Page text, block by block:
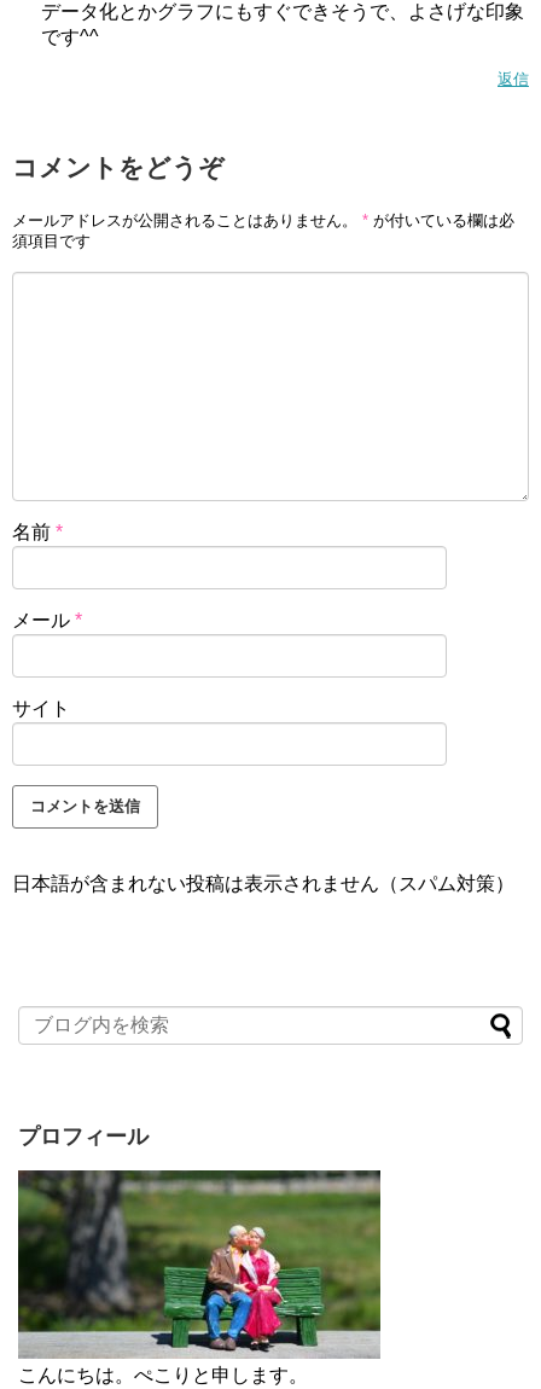
データ化とかグラフにもすぐできそうで、よさげな印象
です^^
返信
コメントをどうぞ
メールアドレスが公開されることはありません。 * が付いている欄は必
須項目です
名前 *
メール *
サイト
日本語が含まれない投稿は表示されません（スパム対策）
プロフィール
こんにちは。ぺこりと申します。